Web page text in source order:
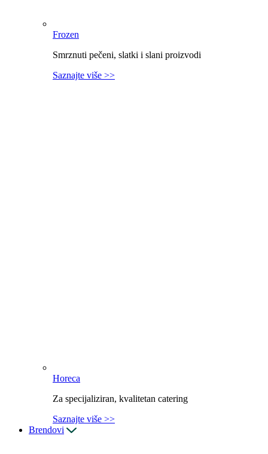
Frozen
Smrznuti pečeni, slatki i slani proizvodi
Saznajte više >>
Horeca
Za specijaliziran, kvalitetan catering
Saznajte više >>
Brendovi